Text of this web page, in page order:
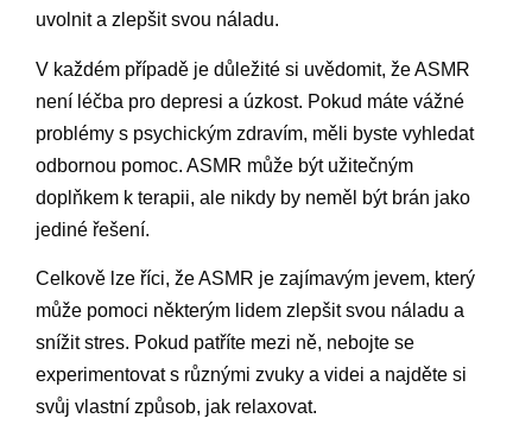
uvolnit a zlepšit svou náladu.
V každém případě je důležité si uvědomit, že ASMR
není léčba pro depresi a úzkost. Pokud máte vážné
problémy s psychickým zdravím, měli byste vyhledat
odbornou pomoc. ASMR může být užitečným
doplňkem k terapii, ale nikdy by neměl být brán jako
jediné řešení.
Celkově lze říci, že ASMR je zajímavým jevem, který
může pomoci některým lidem zlepšit svou náladu a
snížit stres. Pokud patříte mezi ně, nebojte se
experimentovat s různými zvuky a videi a najděte si
svůj vlastní způsob, jak relaxovat.